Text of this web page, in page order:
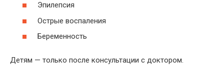
Эпилепсия
Острые воспаления
Беременность
Детям — только после консультации с доктором.